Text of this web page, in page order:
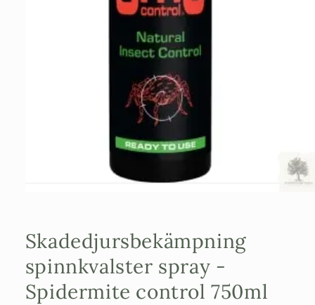
modalfönster
Skadedjursbekämpning
spinnkvalster spray -
Spidermite control 750ml